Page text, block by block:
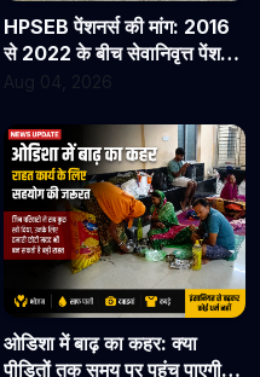
HPSEB पेंशनर्स की मांग: 2016
से 2022 के बीच सेवानिवृत्त पेंशनरों
के सभी देय लाभ तुरंत जारी किए
Aug 04, 2026
ओडिशा में बाढ़ का कहर: क्या
पीड़ितों तक समय पर पहुंच पाएगी